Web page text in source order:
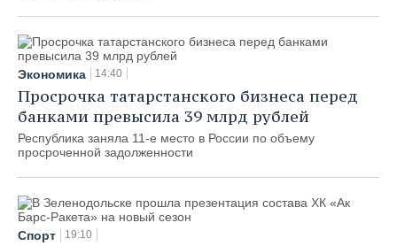
Экономика 14:40
Просрочка татарстанского бизнеса перед
банками превысила 39 млрд рублей
Республика заняла 11-е место в России по объему
просроченной задолженности
Спорт 19:10